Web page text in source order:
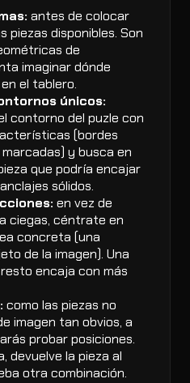
antes de colocar
piezas disponibles. Son
de
imaginar dónde
el tablero.
únicos:
contorno del puzle con
(bordes
y busca en
que podría encajar
sólidos.
en vez de
ciegas, céntrate en
concreta (una
de la imagen). Una
encaja con más
como las piezas no
imagen tan obvios, a
probar posiciones.
devuelve la pieza al
otra combinación.